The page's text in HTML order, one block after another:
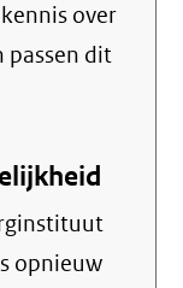
over
passen dit
opnieuw